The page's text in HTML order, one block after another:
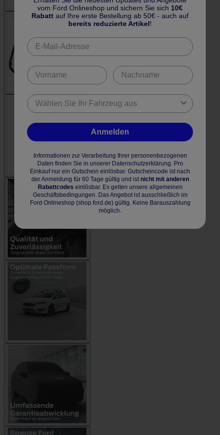
vom Ford Onlineshop und sichern Sie sich 10€
Rabatt auf Ihre erste Bestellung ab 50€ - auch auf
bereits reduzierte Artikel!
Anmelden
Informationen zur Verarbeitung Ihrer personenbezogenen
Daten finden Sie in unserer Datenschutzerklärung. Pro
Einkauf nur ein Gutschein einlösbar. Gutscheincode ist nach
der Anmeldung für 60 Tage gültig und ist nicht mit anderen
Rabattcodes einlösbar. Es gelten unsere allgemeinen
Geschäftsbedingungen. Das Angebot ist ausschließlich im
Ford Onlineshop (shop.ford.de) gültig. Keine Barauszahlung
möglich.